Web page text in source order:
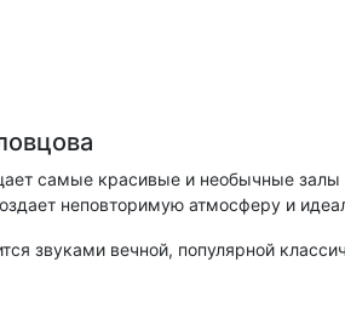
самые красивые и необычные залы
неповторимую атмосферу и
звуками вечной, популярной